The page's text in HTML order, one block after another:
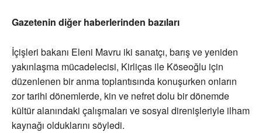
Gazetenin diğer haberlerinden bazıları
İçişleri bakanı Eleni Mavru iki sanatçı, barış ve yeniden
yakınlaşma mücadelecisi, Kirliças ile Köseoğlu için
düzenlenen bir anma toplantısında konuşurken onların
zor tarihi dönemlerde, kin ve nefret dolu bir dönemde
kültür alanındaki çalışmaları ve sosyal direnişleriyle ilham
kaynağı olduklarını söyledi.